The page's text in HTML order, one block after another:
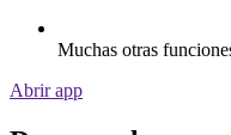
Muchas otras
Abrir app